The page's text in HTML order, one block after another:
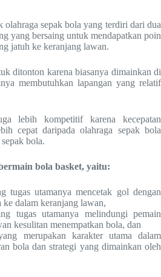
olahraga sepak bola yang terdiri dari dua
yang bersaing untuk mendapatkan poin
jatuh ke keranjang lawan.
ditonton karena biasanya dimainkan di
membutuhkan lapangan yang relatif
lebih kompetitif karena kecepatan
cepat daripada olahraga sepak bola
bola.
bola basket, yaitu:
tugas utamanya mencetak gol dengan
ke dalam keranjang lawan,
tugas utamanya melindungi pemain
kesulitan menempatkan bola, dan
merupakan karakter utama dalam
bola dan strategi yang dimainkan oleh